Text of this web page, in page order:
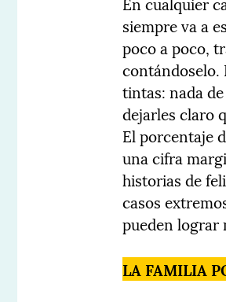
siempre va a
poco a poco,
contándoselo.
tintas: nada
dejarles claro
El porcentaje
una cifra
historias de
casos
pueden lograr
LA FAMILIA